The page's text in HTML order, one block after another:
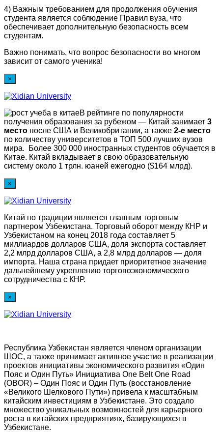
4) Важным требованием для продолжения обучения
студента является соблюдение Правил вуза, что
обеспечивает дополнительную безопасность всем
студентам.
Важно понимать, что вопрос безопасности во многом
зависит от самого ученика!
×
В рейтинге по популярности
получения образования за рубежом — Китай занимает 3
место после США и Великобритании, а также 2-е место
по количеству университетов в ТОП 500 лучших вузов
мира. Более 300 000 иностранных студентов обучается в
Китае. Китай вкладывает в свою образовательную
систему около 1 трлн. юаней ежегодно ($164 млрд).
×
Китай по традиции является главным торговым
партнером Узбекистана. Торговый оборот между КНР и
Узбекистаном на конец 2018 года составляет 5
миллиардов долларов США, доля экспорта составляет
2,2 млрд долларов США, а 2,8 млрд долларов — доля
импорта. Наша страна придает приоритетное значение
дальнейшему укреплению торговоэкономического
сотрудничества с КНР.
×
Республика Узбекистан является членом организации
ШОС, а также принимает активное участие в реализации
проектов инициативы экономического развития «Один
Пояс и Один Путь» Инициатива One Belt One Road
(OBOR) – Один Пояс и Один Путь (восстановление
«Великого Шелкового Пути») привела к масштабным
китайским инвестициям в Узбекистане. Это создало
множество уникальных возможностей для карьерного
роста в китайских предприятиях, базирующихся в
Узбекистане.